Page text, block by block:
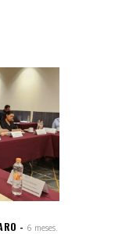
6 meses.